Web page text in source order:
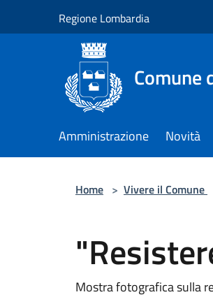
Regione Lombardia
Comune
Amministrazione Novità
Home > Vivere il Comune
Mostra fotografica sulla